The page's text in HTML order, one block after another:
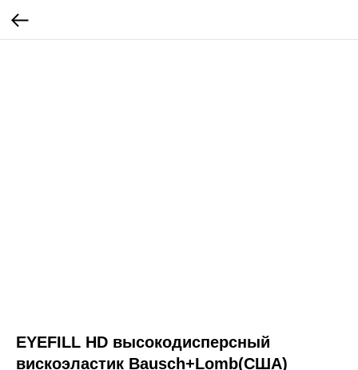
EYEFILL HD высокодисперсный
вискоэластик Bausch+Lomb(США)